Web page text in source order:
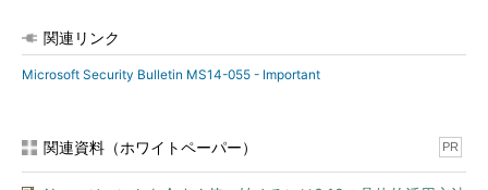
関連リンク
Microsoft Security Bulletin MS14-055 - Important
関連資料（ホワイトペーパー） PR